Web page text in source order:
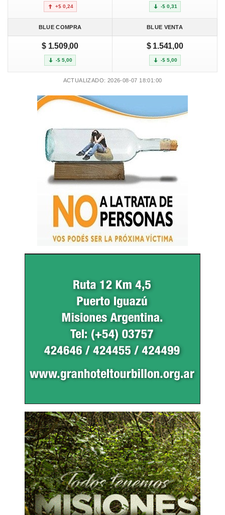
+$ 0,24 -$ 0,31
BLUE COMPRA BLUE VENTA
$ 1.509,00
-$ 5,00
$ 1.541,00
-$ 5,00
ACTUALIZADO: 2026-08-07 18:01:00